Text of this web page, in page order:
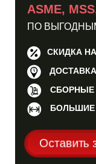
ASME,
ПО
СКИДКА
БОЛЬШИЕ
Оставить